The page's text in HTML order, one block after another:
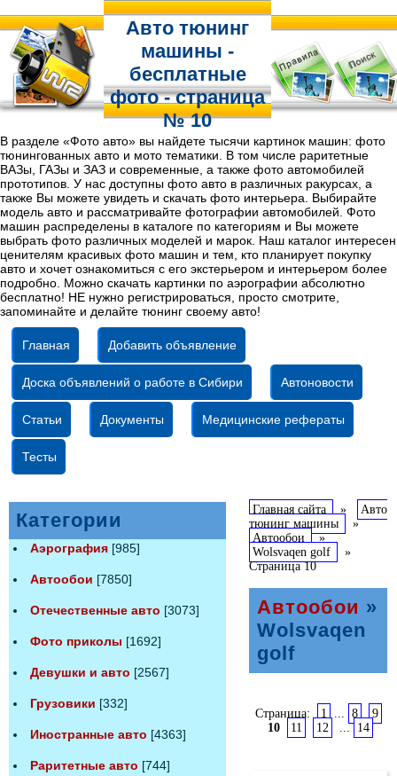
Авто тюнинг
машины -
бесплатные
фото - страница
№ 10
В разделе «Фото авто» вы найдете тысячи картинок машин: фото
тюнингованных авто и мото тематики. В том числе раритетные
ВАЗы, ГАЗы и ЗАЗ и современные, а также фото автомобилей
прототипов. У нас доступны фото авто в различных ракурсах, а
также Вы можете увидеть и скачать фото интерьера. Выбирайте
модель авто и рассматривайте фотографии автомобилей. Фото
машин распределены в каталоге по категориям и Вы можете
выбрать фото различных моделей и марок. Наш каталог интересен
ценителям красивых фото машин и тем, кто планирует покупку
авто и хочет ознакомиться с его экстерьером и интерьером более
подробно. Можно скачать картинки по аэрографии абсолютно
бесплатно! НЕ нужно регистрироваться, просто смотрите,
запоминайте и делайте тюнинг своему авто!
Главная Добавить объявление
Доска объявлений о работе в Сибири Автоновости
Статьи Документы Медицинские рефераты
Тесты
Категории
Аэрография [985]
Автообои [7850]
Отечественные авто [3073]
Фото приколы [1692]
Девушки и авто [2567]
Грузовики [332]
Иностранные авто [4363]
Раритетные авто [744]
Главная сайта »
Авто
тюнинг машины
»
Автообои »
Wolsvaqen golf
»
Страница 10
Автообои »
Wolsvaqen
golf
Страница: 1 ... 8
9
10
11 12 ... 14